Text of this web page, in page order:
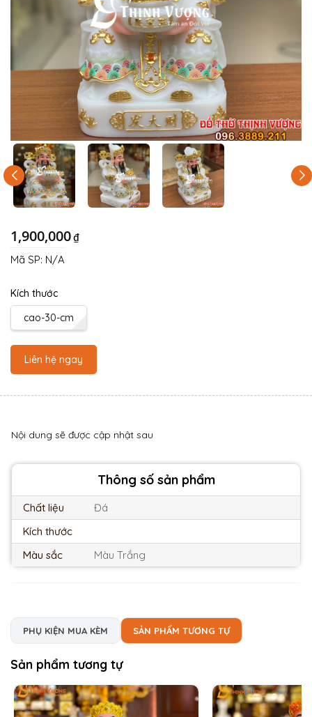
1,900,000₫
Kích thước
cao-30-cm
Liên hệ ngay
Mã SP: N/A
Thông số sản phẩm
Chất liệu
Đá
Kích thước
Màu sắc
Màu Trắng
Nội dung sẽ được cập nhật sau
PHỤ KIỆN MUA KÈM SẢN PHẨM TƯƠNG TỰ
Sản phẩm tương tự